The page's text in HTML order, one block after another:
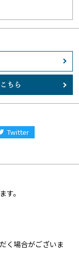
ちら
Twitter
す。
く場合がございま